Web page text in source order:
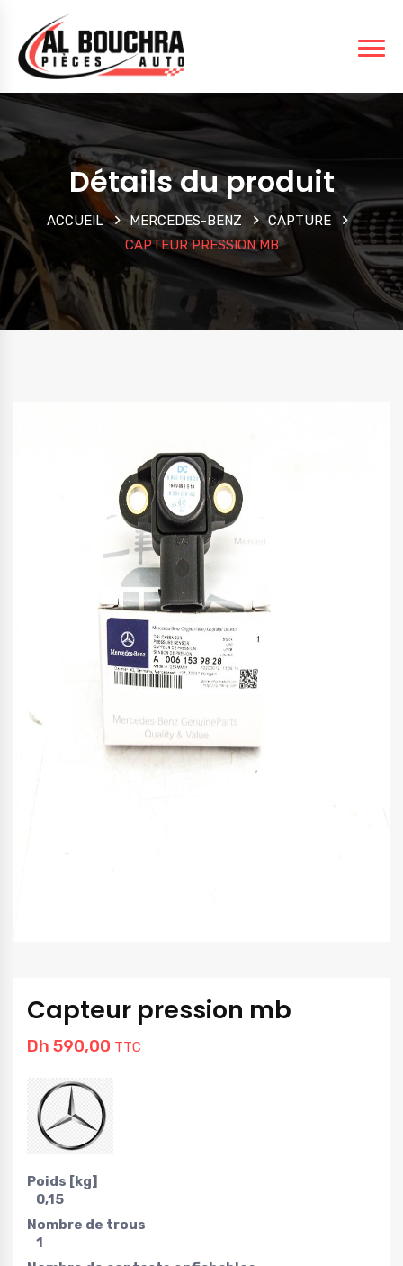
Détails du produit
ACCUEIL MERCEDES-BENZ
CAPTURE
CAPTEUR PRESSION MB
Capteur pression mb
Dh 590,00 TTC
Poids [kg]
0,15
Nombre de trous
1